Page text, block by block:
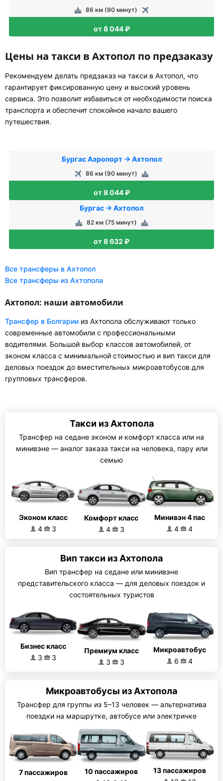
86 км (90 минут)
от 8 044 ₽
Цены на такси в Ахтопол по предзаказу
Рекомендуем делать предзаказ на такси в Ахтопол, что
гарантирует фиксированную цену и высокий уровень
сервиса. Это позволит избавиться от необходимости поиска
транспорта и обеспечит спокойное начало вашего
путешествия.
Бургас Аэропорт → Ахтопол
86 км (90 минут)
от 8 044 ₽
Бургас → Ахтопол
82 км (75 минут)
от 8 632 ₽
Все трансферы в Ахтопол
Все трансферы из Ахтопола
Ахтопол: наши автомобили
Трансфер в Болгарии из Ахтопола обслуживают только
современные автомобили с профессиональными
водителями. Большой выбор классов автомобилей, от
эконом класса с минимальной стоимостью и вип такси для
деловых поездок до вместительных микроавтобусов для
групповых трансферов.
Такси из Ахтопола
Трансфер на седане эконом и комфорт класса или на
минивэне — аналог заказа такси на человека, пару или
семью
Эконом класс
4
3
Комфорт класс
4
3
Минивэн 4 пас
4
4
Вип такси из Ахтопола
Вип трансфер на седане или минивэне
представительского класса — для деловых поездок и
состоятельных туристов
Бизнес класс
3
3
Премиум класс
3
3
Микроавтобус
6
4
Микроавтобусы из Ахтопола
Трансфер для группы из 5–13 человек — альтернатива
поездки на маршрутке, автобусе или электричке
7 пассажиров
10 пассажиров
13 пассажиров